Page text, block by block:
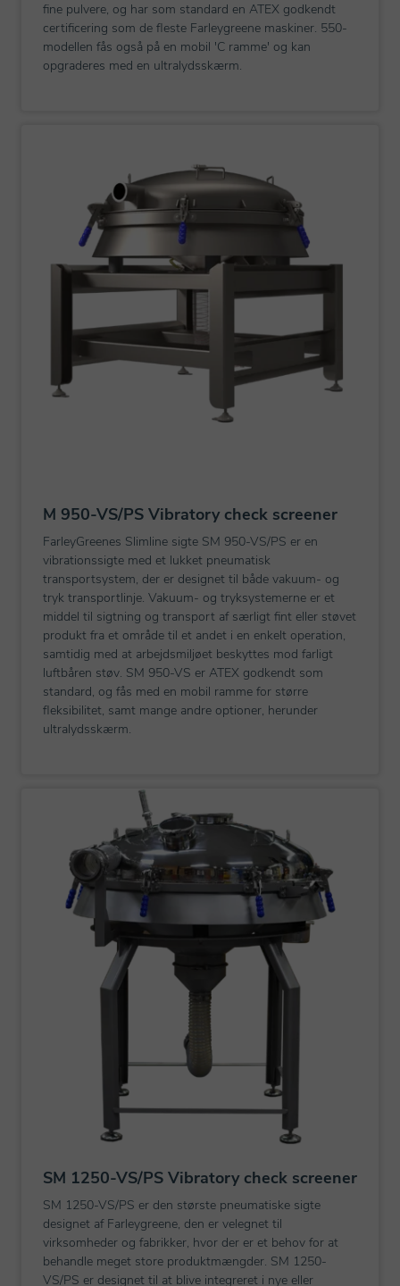
fine pulvere, og har som standard en ATEX godkendt
certificering som de fleste Farleygreene maskiner. 550-
modellen fås også på en mobil 'C ramme' og kan
opgraderes med en ultralydsskærm.
M 950-VS/PS Vibratory check screener
FarleyGreenes Slimline sigte SM 950-VS/PS er en
vibrationssigte med et lukket pneumatisk
transportsystem, der er designet til både vakuum- og
tryk transportlinje. Vakuum- og tryksystemerne er et
middel til sigtning og transport af særligt fint eller støvet
produkt fra et område til et andet i en enkelt operation,
samtidig med at arbejdsmiljøet beskyttes mod farligt
luftbåren støv. SM 950-VS er ATEX godkendt som
standard, og fås med en mobil ramme for større
fleksibilitet, samt mange andre optioner, herunder
ultralydsskærm.
SM 1250-VS/PS Vibratory check screener
SM 1250-VS/PS er den største pneumatiske sigte
designet af Farleygreene, den er velegnet til
virksomheder og fabrikker, hvor der er et behov for at
behandle meget store produktmængder. SM 1250-
VS/PS er designet til at blive integreret i nye eller